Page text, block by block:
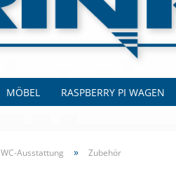
MÖBEL RASPBERRY PI WAGEN
WC-Ausstattung » Zubehör